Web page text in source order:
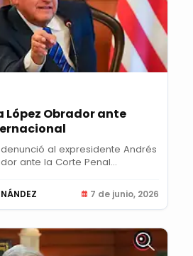
López Obrador ante
al expresidente Andrés
ante la Corte Penal...
7 de junio, 2026